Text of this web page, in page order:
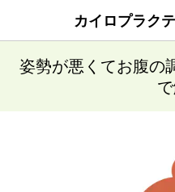
カイロプラク
姿勢が悪くてお腹の